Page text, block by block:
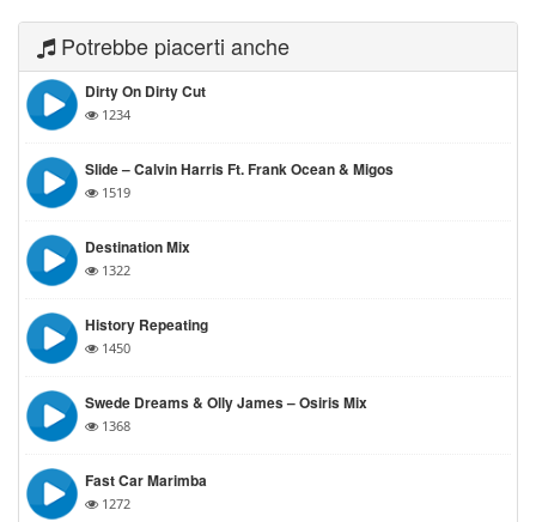
Potrebbe piacerti anche
Dirty On Dirty Cut
1234
Slide – Calvin Harris Ft. Frank Ocean & Migos
1519
Destination Mix
1322
History Repeating
1450
Swede Dreams & Olly James – Osiris Mix
1368
Fast Car Marimba
1272